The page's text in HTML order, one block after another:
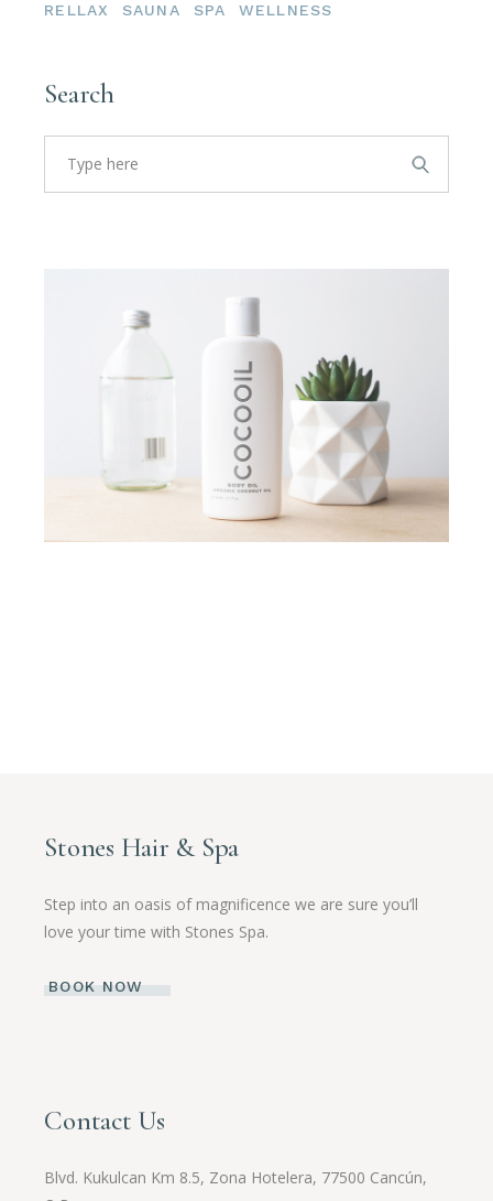
RELLAX
SAUNA SPA WELLNESS
Search
Stones Hair & Spa
Step into an oasis of magnificence we are sure you’ll
love your time with Stones Spa.
BOOK NOW
Contact Us
Blvd. Kukulcan Km 8.5, Zona Hotelera, 77500 Cancún,